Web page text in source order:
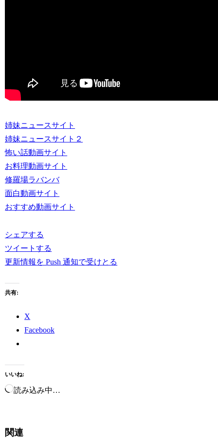
姉妹ニュースサイト
姉妹ニュースサイト２
怖い話動画サイト
お料理動画サイト
修羅場ラバンバ
面白動画サイト
おすすめ動画サイト
シェアする
ツイートする
更新情報を Push 通知で受けとる
共有:
X
Facebook
いいね:
読み込み中…
関連